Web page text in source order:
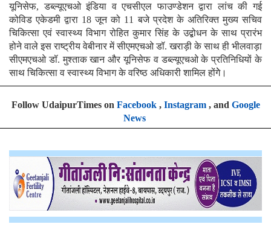
यूनिसेफ, डब्ल्यूएचओ इंडिया व एचसीएल फाउण्डेशन द्वारा लांच की गई
कोविड एकेडमी द्वारा 18 जून को 11 बजे प्रदेश के अतिरिक्त मुख्य सचिव
चिकित्सा एवं स्वास्थ्य विभाग रोहित कुमार सिंह के उद्बोधन के साथ प्रारंभ
होने वाले इस राष्ट्रीय वेबीनार में सीएमएचओ डॉ. खराड़ी के साथ ही भीलवाड़ा
सीएमएचओ डॉ. मुश्ताक खान और यूनिसेफ व डब्ल्यूएचओ के प्रतिनिधियों के
साथ चिकित्सा व स्वास्थ्य विभाग के वरिष्ठ अधिकारी शामिल होंगेे।
Follow UdaipurTimes on Facebook, Instagram, and Google
News